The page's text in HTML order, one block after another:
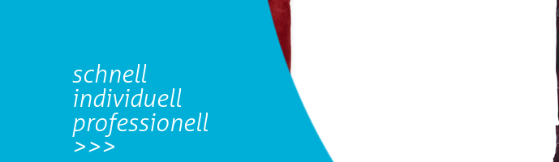
schnell
individuell
professionell
>>>